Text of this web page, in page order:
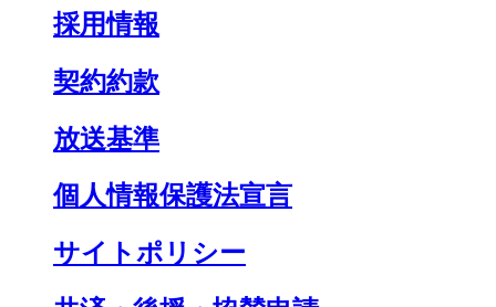
採用情報
契約約款
放送基準
個人情報保護法宣言
サイトポリシー